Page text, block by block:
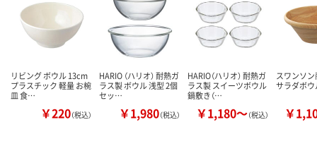
リビング ボウル 13cm
プラスチック 軽量 お椀
皿 食…
￥220（税込）
HARIO （ハリオ） 耐熱ガ
ラス製 ボウル 浅型 2個
セッ…
￥1,980（税込）
HARIO（ハリオ） 耐熱ガ
ラス製 スイーツボウル
鍋敷き（…
￥1,180～（税込）
スワンソ
サラダボウ
￥